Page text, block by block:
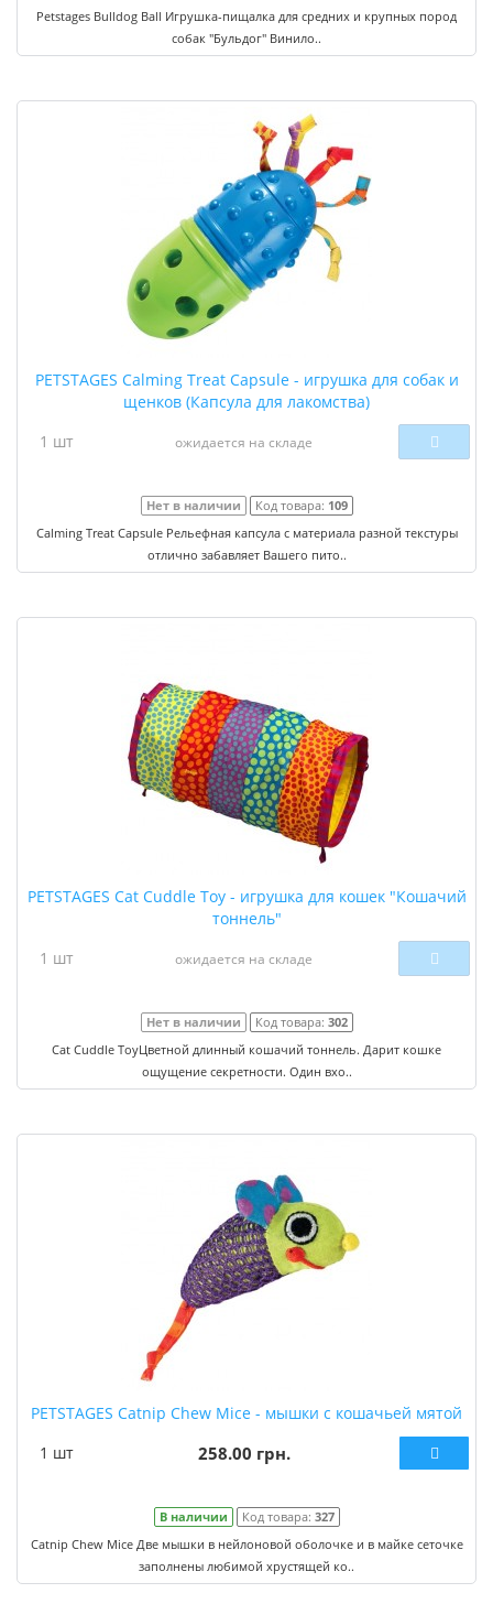
Petstages Bulldog Ball Игрушка-пищалка для средних и крупных пород
собак "Бульдог" Винило..
PETSTAGES Calming Treat Capsule - игрушка для собак и
щенков (Капсула для лакомства)
1 шт
ожидается на складе
Нет в наличии Код товара: 109
Calming Treat Capsule Рельефная капсула с материала разной текстуры
отлично забавляет Вашего пито..
PETSTAGES Cat Cuddle Toy - игрушка для кошек "Кошачий
тоннель"
1 шт
ожидается на складе
Нет в наличии Код товара: 302
Cat Cuddle Toy ​Цветной длинный кошачий тоннель. Дарит кошке
ощущение секретности. Один вхо..
PETSTAGES Catnip Chew Mice - мышки с кошачьей мятой
1 шт
258.00 грн.
В наличии Код товара: 327
Catnip Chew Mice Две мышки в нейлоновой оболочке и в майке сеточке
заполнены любимой хрустящей ко..